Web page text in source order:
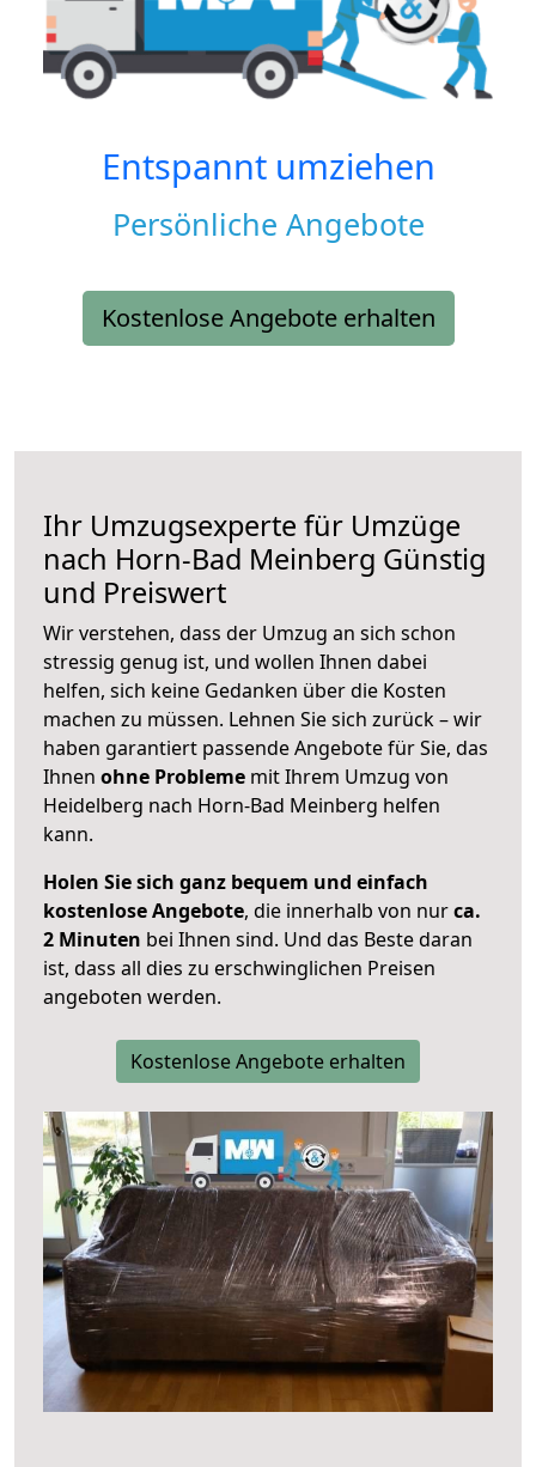
Entspannt umziehen
Persönliche Angebote
Kostenlose Angebote erhalten
Ihr Umzugsexperte für Umzüge
nach Horn-Bad Meinberg Günstig
und Preiswert
Wir verstehen, dass der Umzug an sich schon
stressig genug ist, und wollen Ihnen dabei
helfen, sich keine Gedanken über die Kosten
machen zu müssen. Lehnen Sie sich zurück – wir
haben garantiert passende Angebote für Sie, das
Ihnen ohne Probleme mit Ihrem Umzug von
Heidelberg nach Horn-Bad Meinberg helfen
kann.
Holen Sie sich ganz bequem und einfach
kostenlose Angebote, die innerhalb von nurca.
2 Minuten bei Ihnen sind. Und das Beste daran
ist, dass all dies zu erschwinglichen Preisen
angeboten werden.
Kostenlose Angebote erhalten